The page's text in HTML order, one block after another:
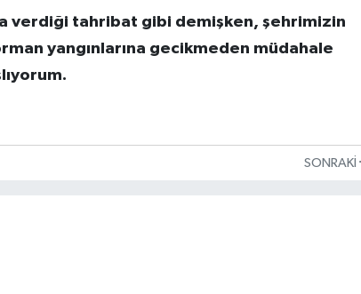
verdiği tahribat gibi demişken, şehrimizin
yangınlarına gecikmeden müdahale
SONRAKI